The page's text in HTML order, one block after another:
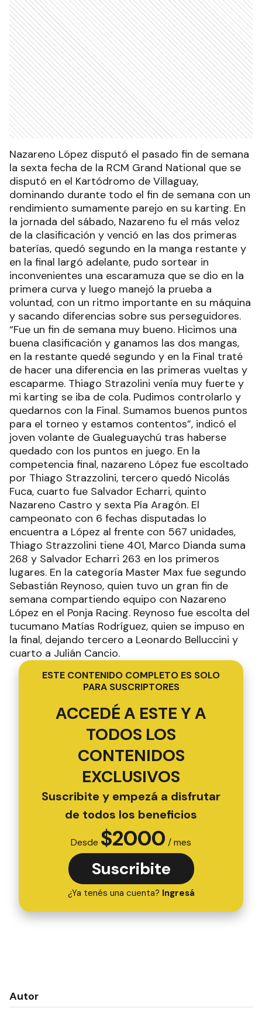
Nazareno López disputó el pasado fin de semana
la sexta fecha de la RCM Grand National que se
disputó en el Kartódromo de Villaguay,
dominando durante todo el fin de semana con un
rendimiento sumamente parejo en su karting. En
la jornada del sábado, Nazareno fu el más veloz
de la clasificación y venció en las dos primeras
baterías, quedó segundo en la manga restante y
en la final largó adelante, pudo sortear in
inconvenientes una escaramuza que se dio en la
primera curva y luego manejó la prueba a
voluntad, con un ritmo importante en su máquina
y sacando diferencias sobre sus perseguidores.
“Fue un fin de semana muy bueno. Hicimos una
buena clasificación y ganamos las dos mangas,
en la restante quedé segundo y en la Final traté
de hacer una diferencia en las primeras vueltas y
escaparme. Thiago Strazolini venía muy fuerte y
mi karting se iba de cola. Pudimos controlarlo y
quedarnos con la Final. Sumamos buenos puntos
para el torneo y estamos contentos”, indicó el
joven volante de Gualeguaychú tras haberse
quedado con los puntos en juego. En la
competencia final, nazareno López fue escoltado
por Thiago Strazzolini, tercero quedó Nicolás
Fuca, cuarto fue Salvador Echarri, quinto
Nazareno Castro y sexta Pía Aragón. El
campeonato con 6 fechas disputadas lo
encuentra a López al frente con 567 unidades,
Thiago Strazzolini tiene 401, Marco Dianda suma
268 y Salvador Echarri 263 en los primeros
lugares. En la categoría Master Max fue segundo
Sebastián Reynoso, quien tuvo un gran fin de
semana compartiendo equipo con Nazareno
López en el Ponja Racing. Reynoso fue escolta del
tucumano Matías Rodríguez, quien se impuso en
la final, dejando tercero a Leonardo Belluccini y
cuarto a Julián Cancio.
ESTE CONTENIDO COMPLETO ES SOLO
PARA SUSCRIPTORES
ACCEDÉ A ESTE Y A
TODOS LOS
CONTENIDOS
EXCLUSIVOS
Suscribite y empezá a disfrutar
de todos los beneficios
Desde $2000 / mes
Suscribite
¿Ya tenés una cuenta? Ingresá
Autor